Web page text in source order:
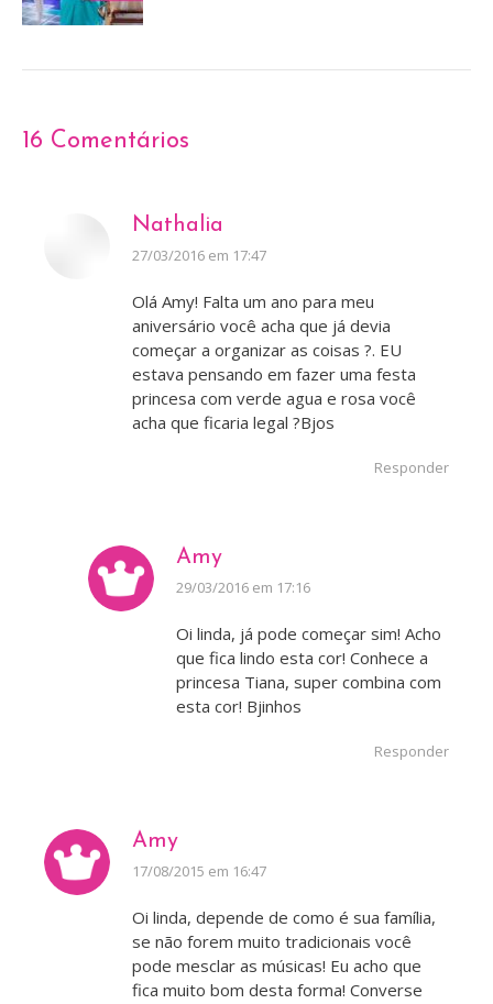
16 Comentários
Nathalia
disse:
27/03/2016 em 17:47
Olá Amy! Falta um ano para meu
aniversário você acha que já devia
começar a organizar as coisas ?. EU
estava pensando em fazer uma festa
princesa com verde agua e rosa você
acha que ficaria legal ?Bjos
Responder
Amy
disse:
29/03/2016 em 17:16
Oi linda, já pode começar sim! Acho
que fica lindo esta cor! Conhece a
princesa Tiana, super combina com
esta cor! Bjinhos
Responder
Amy
disse:
17/08/2015 em 16:47
Oi linda, depende de como é sua família,
se não forem muito tradicionais você
pode mesclar as músicas! Eu acho que
fica muito bom desta forma! Converse